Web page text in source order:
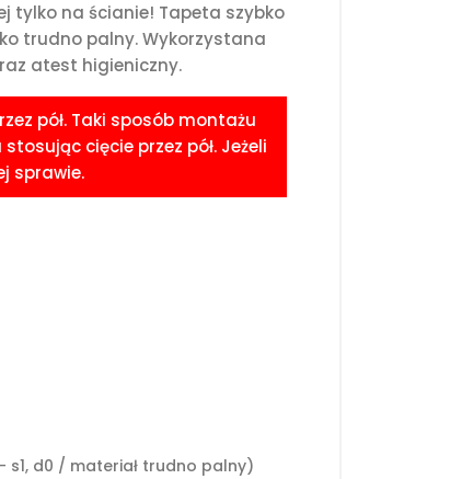
tylko na ścianie! Tapeta szybko
trudno palny. Wykorzystana
atest higieniczny.
pół. Taki sposób montażu
cięcie przez pół. Jeżeli
sprawie.
s1, d0 / materiał trudno palny)